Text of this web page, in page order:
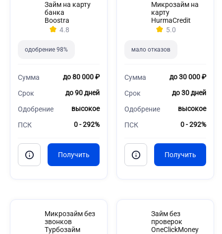
Займ на карту
банка
Boostra
4.8
одобрение 98%
Сумма до 80 000 ₽
Срок до 90 дней
Одобрение высокое
ПСК 0 - 292%
Микрозайм на
карту
HurmaCredit
5.0
мало отказов
Сумма до 30 000 ₽
Срок до 30 дней
Одобрение высокое
ПСК 0 - 292%
Микрозайм без
звонков
Турбозайм
Займ без
проверок
OneClickMoney